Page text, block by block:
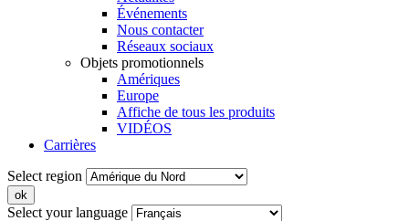
Événements
Nous contacter
Réseaux sociaux
Objets promotionnels
Amériques
Europe
Affiche de tous les produits
VIDÉOS
Carrières
Select region
Select your language